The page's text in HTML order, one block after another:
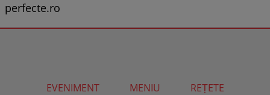
perfecte.ro
EVENIMENT MENIU
REȚETE